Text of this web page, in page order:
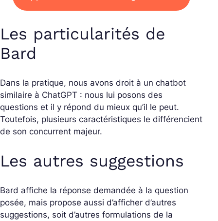
Les particularités de
Bard
Dans la pratique, nous avons droit à un chatbot
similaire à ChatGPT : nous lui posons des
questions et il y répond du mieux qu’il le peut.
Toutefois, plusieurs caractéristiques le différencient
de son concurrent majeur.
Les autres suggestions
Bard affiche la réponse demandée à la question
posée, mais propose aussi d’afficher d’autres
suggestions, soit d’autres formulations de la